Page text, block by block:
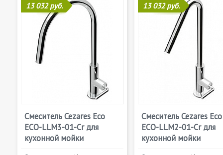
13 032 руб.
Смеситель Cezares Eco
ECO-LLM3-01-Cr для
кухонной мойки
13 032 руб.
Смеситель Cezares Eco
ECO-LLM2-01-Cr для
кухонной мойки